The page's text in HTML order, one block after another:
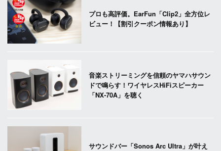
プロも高評価。EarFun「Clip2」全方位レ
ビュー！【割引クーポン情報あり】
音楽ストリーミングを信頼のヤマハサウン
ドで鳴らす！ワイヤレスHiFiスピーカー
「NX-70A」を聴く
サウンドバー「Sonos Arc Ultra」が叶え